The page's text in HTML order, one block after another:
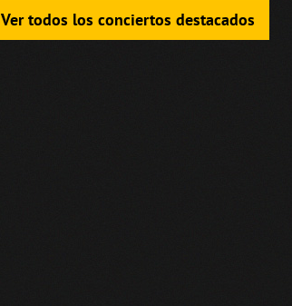
Ver todos los conciertos destacados